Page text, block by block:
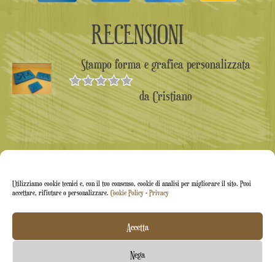
Utilizziamo cookie tecnici e, con il tuo consenso, cookie di analisi per migliorare il sito. Puoi
accettare, rifiutare o personalizzare. Cookie Policy - Privacy
Accetta
Nega
RECENSIONI
Stampo forma e grafica personalizzata
Valutato5
su 5
da Cristiano
Arti&Inventive ® 2005-2026 | P.iva 05070120877 |